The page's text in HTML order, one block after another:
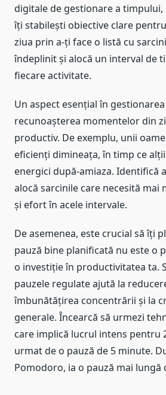
digitale de gestionare a
îți stabilești obiective clare
ziua prin a-ți face o listă cu
îndeplinit și alocă un interval de
fiecare activitate.
Un aspect esențial în
recunoașterea momentelor din
productiv. De exemplu, unii
eficienți dimineața, în timp ce
energici după-amiaza. Identifică
alocă sarcinile care necesită mai
și efort în acele intervale.
De asemenea, este crucial să îți
pauză bine planificată nu este o
o investiție în productivitatea ta.
pauzele regulate ajută la
îmbunătățirea concentrării și la
generale. Încearcă să urmezi
care implică lucrul intens pentru
urmat de o pauză de 5 minute.
Pomodoro, ia o pauză mai lungă